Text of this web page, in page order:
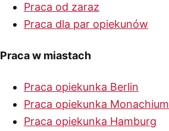
Praca od zaraz
Praca dla par opiekunów
Praca w miastach
Praca opiekunka Berlin
Praca opiekunka Monachium
Praca opiekunka Hamburg